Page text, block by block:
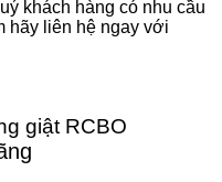
khách hàng có nhu cầu
hãy liên hệ ngay với
giật RCBO